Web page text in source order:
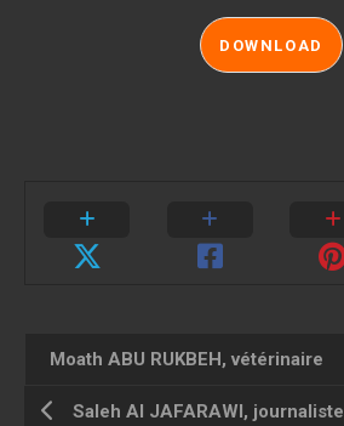
DOWNLOAD
Moath ABU RUKBEH, vétérinaire
Saleh AI JAFARAWI, journaliste